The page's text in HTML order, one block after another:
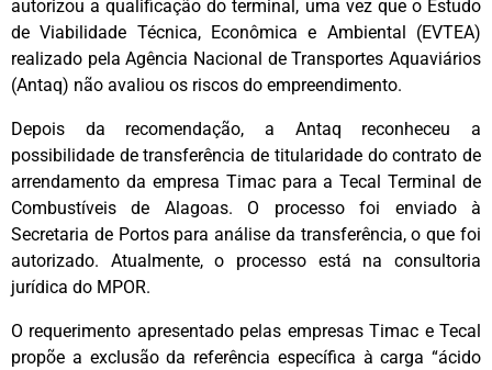
autorizou a qualificação do terminal, uma vez que o Estudo
de Viabilidade Técnica, Econômica e Ambiental (EVTEA)
realizado pela Agência Nacional de Transportes Aquaviários
(Antaq) não avaliou os riscos do empreendimento.
Depois da recomendação, a Antaq reconheceu a
possibilidade de transferência de titularidade do contrato de
arrendamento da empresa Timac para a Tecal Terminal de
Combustíveis de Alagoas. O processo foi enviado à
Secretaria de Portos para análise da transferência, o que foi
autorizado. Atualmente, o processo está na consultoria
jurídica do MPOR.
O requerimento apresentado pelas empresas Timac e Tecal
propõe a exclusão da referência específica à carga “ácido